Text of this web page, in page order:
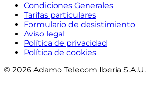
Condiciones Generales
Tarifas particulares
Formulario de desistimiento
Aviso legal
Política de privacidad
Política de cookies
© 2026 Adamo Telecom Iberia S.A.U.